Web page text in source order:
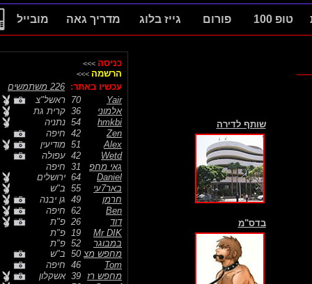
טופ 100 פורום גייז בלוג מדריך גאה מובייל
שותף לדירה
בדס"מ
כניסה>>>
הרשמה>>>
עכשיו באתר: 226 משתמשים
Yair
ראשל"צ
אלמוני
36
קרית גת
hmkbi
54
נתניה
חיפה
Alex
מודיעין
Wetd
עפולה
גאי מחפ 31
חיפה
Daniel
64
ירושלים
55
ב"ש
חרמן
גן יבנה
Ben
חיפה
פ"ת
Mr DIK
19
פ"ת
במבוגר
52
פ"ת
מחפש מצ50
ב"ש
Tom
חיפה
מחפש רז 39
אשקלון